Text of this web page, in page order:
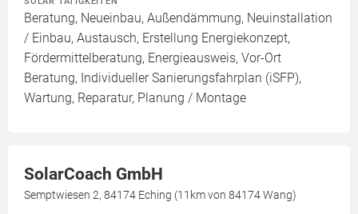
Beratung, Neueinbau, Außendämmung, Neuinstallation
/ Einbau, Austausch, Erstellung Energiekonzept,
Fördermittelberatung, Energieausweis, Vor-Ort
Beratung, Individueller Sanierungsfahrplan (iSFP),
Wartung, Reparatur, Planung / Montage
SolarCoach GmbH
Semptwiesen 2, 84174 Eching (11km von 84174 Wang)